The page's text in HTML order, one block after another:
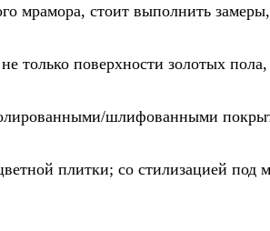
мрамора, стоит выполнить
только поверхности золотых
шлифованными
плитки; со стилизацией под